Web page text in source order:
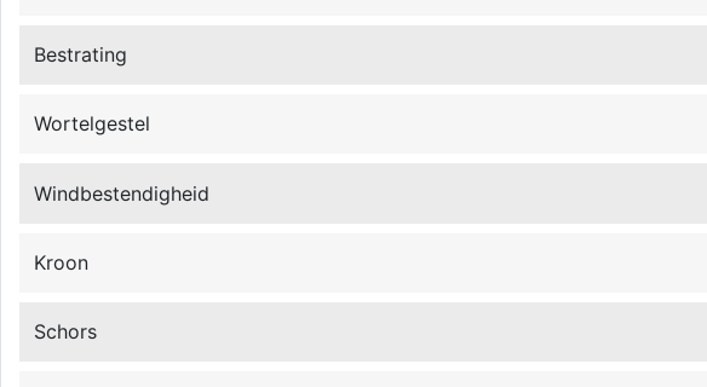
Bestrating
Wortelgestel
Windbestendigheid
Kroon
Schors